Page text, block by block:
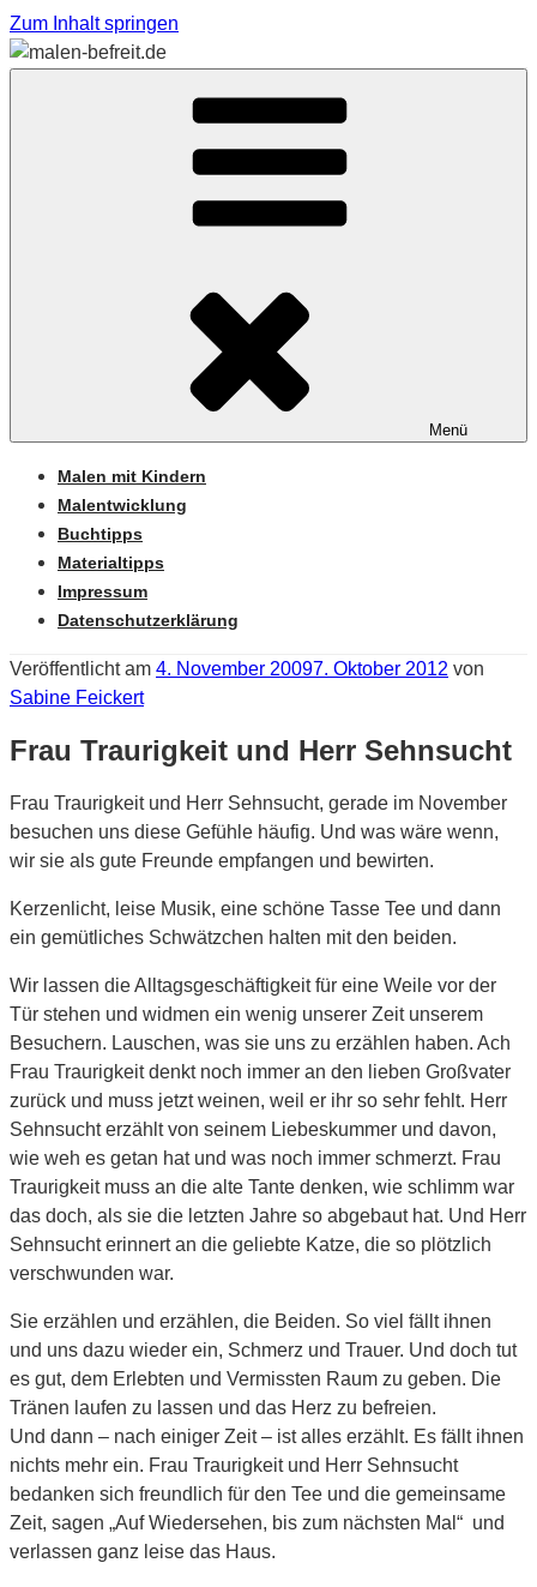
Zum Inhalt springen
MALEN-BEFREIT.DE
Sabine Feickert – Atelier für begleitetes Malen
Menü
Malen mit Kindern
Malentwicklung
Buchtipps
Materialtipps
Impressum
Datenschutzerklärung
Veröffentlicht am 4. November 20097. Oktober 2012 von
Sabine Feickert
Frau Traurigkeit und Herr Sehnsucht
Frau Traurigkeit und Herr Sehnsucht, gerade im November
besuchen uns diese Gefühle häufig. Und was wäre wenn,
wir sie als gute Freunde empfangen und bewirten.
Kerzenlicht, leise Musik, eine schöne Tasse Tee und dann
ein gemütliches Schwätzchen halten mit den beiden.
Wir lassen die Alltagsgeschäftigkeit für eine Weile vor der
Tür stehen und widmen ein wenig unserer Zeit unserem
Besuchern. Lauschen, was sie uns zu erzählen haben. Ach
Frau Traurigkeit denkt noch immer an den lieben Großvater
zurück und muss jetzt weinen, weil er ihr so sehr fehlt. Herr
Sehnsucht erzählt von seinem Liebeskummer und davon,
wie weh es getan hat und was noch immer schmerzt. Frau
Traurigkeit muss an die alte Tante denken, wie schlimm war
das doch, als sie die letzten Jahre so abgebaut hat. Und Herr
Sehnsucht erinnert an die geliebte Katze, die so plötzlich
verschwunden war.
Sie erzählen und erzählen, die Beiden. So viel fällt ihnen
und uns dazu wieder ein, Schmerz und Trauer. Und doch tut
es gut, dem Erlebten und Vermissten Raum zu geben. Die
Tränen laufen zu lassen und das Herz zu befreien.
Und dann – nach einiger Zeit – ist alles erzählt. Es fällt ihnen
nichts mehr ein. Frau Traurigkeit und Herr Sehnsucht
bedanken sich freundlich für den Tee und die gemeinsame
Zeit, sagen „Auf Wiedersehen, bis zum nächsten Mal“ und
verlassen ganz leise das Haus.